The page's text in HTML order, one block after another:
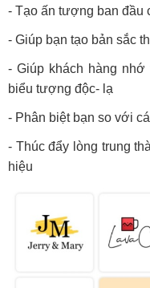
- Tạo ấn tượng ban đầu
- Giúp bạn tạo bản sắc
- Giúp khách hàng
biểu tượng độc- lạ
- Phân biệt bạn so với
- Thúc đẩy lòng trung
hiệu